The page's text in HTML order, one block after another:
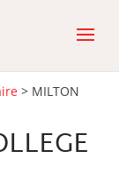
> MILTON